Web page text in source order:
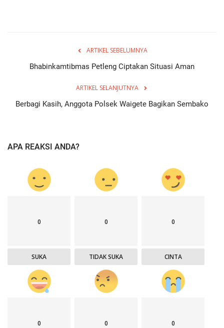
ARTIKEL SEBELUMNYA
Bhabinkamtibmas Petleng Ciptakan Situasi Aman
ARTIKEL SELANJUTNYA
Berbagi Kasih, Anggota Polsek Waigete Bagikan Sembako
APA REAKSI ANDA?
0
SUKA
0
TIDAK SUKA
0
CINTA
0 0 0